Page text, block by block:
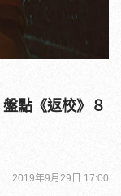
點《返校》８
2019年9月29日 17:00